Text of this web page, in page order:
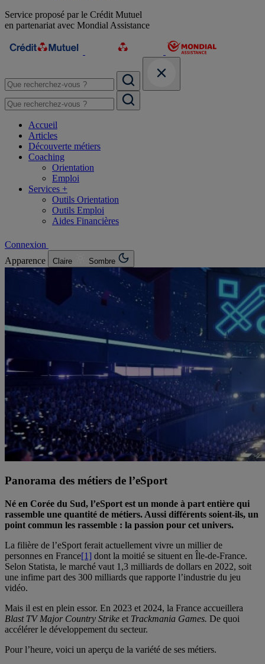
Service proposé par le Crédit Mutuel
en partenariat avec Mondial Assistance
Accueil
Articles
Découverte métiers
Coaching
Orientation
Emploi
Services +
Outils Orientation
Outils Emploi
Aides Financières
Connexion
Apparence
Claire Sombre
Panorama des métiers de l’eSport
Né en Corée du Sud, l’eSport est un monde à part entière qui
rassemble une quantité de métiers. Aussi différents soient-ils, un
point commun les rassemble : la passion pour cet univers.
La filière de l’eSport ferait actuellement vivre un millier de
personnes en France[1] dont la moitié se situent en Île-de-France.
Selon Statista, le marché vaut 1,3 milliards de dollars en 2022, soit
une infime part des 300 milliards que rapporte l’industrie du jeu
vidéo.
Mais il est en plein essor. En 2023 et 2024, la France accueillera
Blast TV Major Country Strike et Trackmania Games. De quoi
accélérer le développement du secteur.
Pour l’heure, voici un aperçu de la variété de ses métiers.